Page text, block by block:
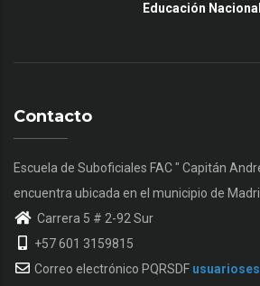
Educación Nacional
Contacto
Escuela de Suboficiales FAC " Capitán
encuentra ubicada en el municipio de
Carrera 5 # 2-92 Sur
+57 601 3159815
Correo electrónico PQRSDF